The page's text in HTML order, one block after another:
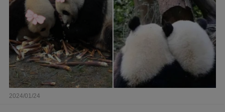
2024/01/24